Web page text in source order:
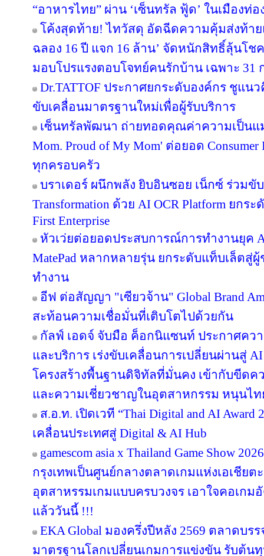
“อาหารไทย” ผ่าน ‘เซ็นทรัล ฟู้ด’ ในเมืองท่อ
โค้งสุดท้าย! ไทวัสดุ อัดฉีดความคุ้มส่งท้า
ฉลอง 16 ปี แจก 16 ล้าน’ จัดหนักสิทธิ์ลุ้นโ
มอบโปรแรงตอบโจทย์คนรักบ้าน เฉพาะ 31
Dr.TATTOF ประกาศยกระดับองค์กร ชูแน
ขับเคลื่อนมาตรฐานใหม่เพื่อผู้รับบริการ
เซ็นทรัลพัฒนา ถ่ายทอดคุณค่าความเป็นแม่
Mom. Proud of My Mom' ต่อยอด Consumer
ทุกครอบครัว
บราเดอร์ ผนึกพลัง ยิบอินซอย เน็กซ์ ร่วมขับ
Transformation ด้วย AI OCR Platform ยก
First Enterprise
หัวเว่ยต่อยอดประสบการณ์การทำงานยุค
MatePad หลากหลายรุ่น ยกระดับแท็บเล็ตสู่
ทำงาน
อีฟ ต่อสัญญา "เซียวจ้าน" Global Brand
สะท้อนความเชื่อมั่นที่เติบโตไปด้วยกัน
กัลฟ์ เอดจ์ จับมือ ค็อกนิแซนท์ ประกาศคว
และบริการ เร่งขับเคลื่อนการเปลี่ยนผ่านสู่
โครงสร้างพื้นฐานดิจิทัลที่มั่นคง เข้ากับขีดค
และความเชี่ยวชาญในอุตสาหกรรม หนุนไท
ส.อ.ท. เปิดเวที “Thai Digital and AI
เคลื่อนประเทศสู่ Digital & AI Hub
gamescom asia x Thailand Game Show
กรุงเทพเป็นศูนย์กลางตลาดเกมแห่งเอเชีย
อุตสาหรรมเกมแบบครบวงจร เอาใจคอเก
แล้ววันนี้ !!!
EKA Global มองครึ่งปีหลัง 2569 ตลาดบ
มาตรฐานโลกเปลี่ยนเกมการแข่งขัน รับต้น